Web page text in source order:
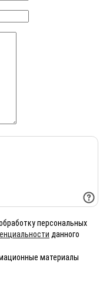
персональных
данного
материалы